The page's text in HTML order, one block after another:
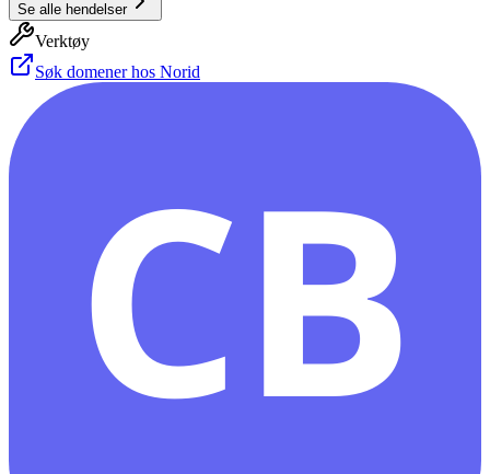
Se alle hendelser
Verktøy
Søk domener hos Norid
CB